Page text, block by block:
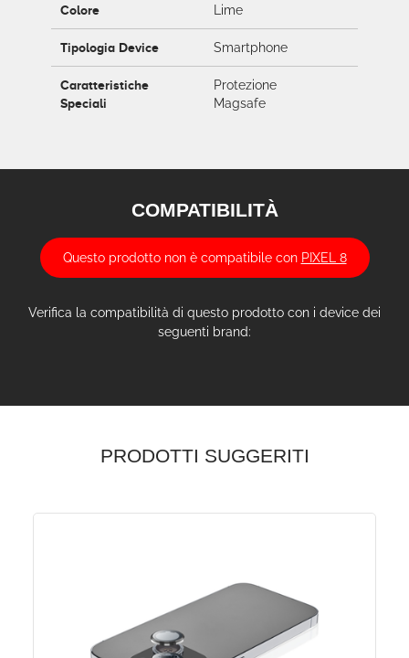
Colore Lime
Tipologia Device Smartphone
Caratteristiche
Speciali
Protezione
Magsafe
COMPATIBILITÀ
Questo prodotto non è compatibile con PIXEL 8
Verifica la compatibilità di questo prodotto con i device dei
seguenti brand:
PRODOTTI SUGGERITI